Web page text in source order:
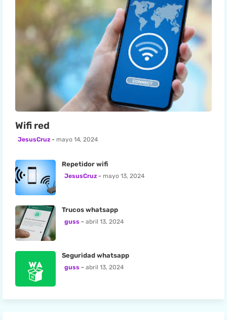
Wifi red
JesusCruz mayo 14, 2024
Repetidor wifi
JesusCruz mayo 13, 2024
Trucos whatsapp
guss abril 13, 2024
Seguridad whatsapp
guss abril 13, 2024